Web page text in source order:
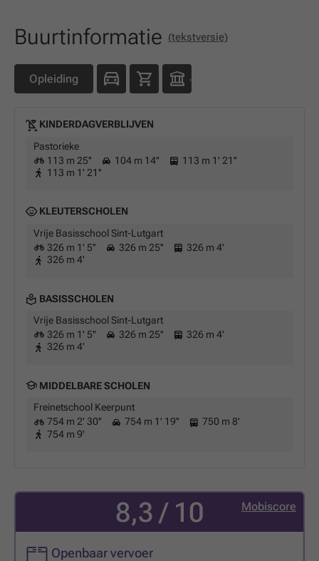
Buurtinformatie (tekstversie)
Opleiding
KINDERDAGVERBLIJVEN
Pastorieke
113 m 25''
104 m 14''
113 m 1' 21''
113 m 1' 21''
KLEUTERSCHOLEN
Vrije Basisschool Sint-Lutgart
326 m 1' 5''
326 m 25''
326 m 4'
326 m 4'
BASISSCHOLEN
Vrije Basisschool Sint-Lutgart
326 m 1' 5''
326 m 25''
326 m 4'
326 m 4'
MIDDELBARE SCHOLEN
Freinetschool Keerpunt
754 m 2' 30''
754 m 1' 19''
750 m 8'
754 m 9'
Mobiscore
8,3 / 10
Openbaar vervoer